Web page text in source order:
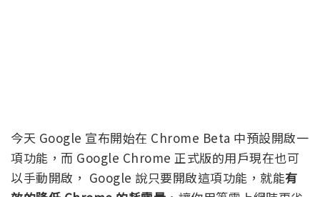
今天 Google 宣布開始在 Chrome Beta 中預設開啟一
項功能，而 Google Chrome 正式版的用戶現在也可
以手動開啟， Google 說只要開啟這項功能，就能有